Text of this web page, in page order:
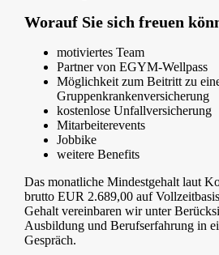
Worauf Sie sich freuen
motiviertes Team
Partner von EGYM-Wellpass
Möglichkeit zum Beitritt zu
Gruppenkrankenversicherung
kostenlose Unfallversicherung
Mitarbeiterevents
Jobbike
weitere Benefits
Das monatliche Mindestgehalt laut
brutto EUR 2.689,00 auf
Gehalt vereinbaren wir unter
Ausbildung und Berufserfahrung in
Gespräch.